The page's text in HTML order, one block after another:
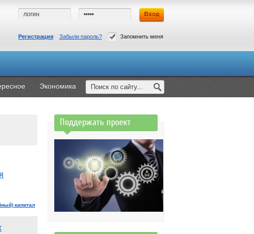
Регистрация Забыли пароль? Запомнить меня
Экономика
капитал
Поддержать проект